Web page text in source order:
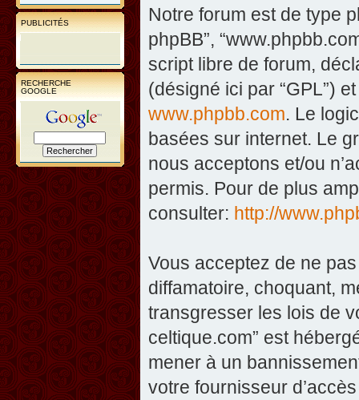
PUBLICITÉS
RECHERCHE
GOOGLE
Notre forum est de type
phpBB”,
script libre de forum,
(désigné ici par “GPL”)
www.phpbb.com. Le
basées sur internet. Le
nous acceptons et/ou
permis. Pour de plus
consulter: http://
Vous acceptez de ne
diffamatoire, choquant,
transgresser les lois de
celtique.com” est
mener à un
votre fournisseur